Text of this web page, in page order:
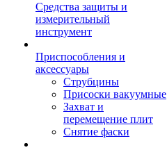
Средства защиты и
измерительный
инструмент
Приспособления и
аксессуары
Струбцины
Присоски вакуумные
Захват и
перемещение плит
Снятие фаски